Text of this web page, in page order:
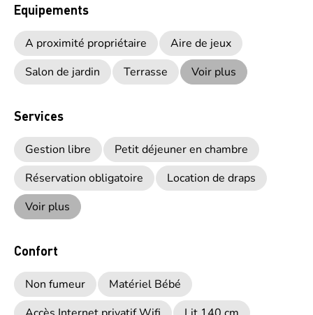
Equipements
A proximité propriétaire
Aire de jeux
Salon de jardin
Terrasse Voir plus
Services
Gestion libre
Petit déjeuner en chambre
Réservation obligatoire
Location de draps
Voir plus
Confort
Non fumeur
Matériel Bébé